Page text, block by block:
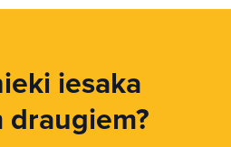
iesaka
draugiem?